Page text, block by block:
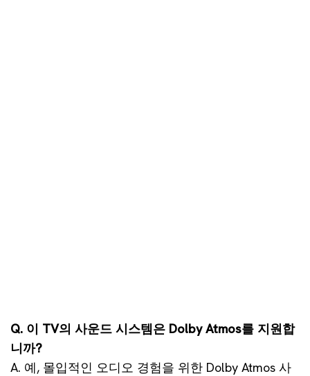
Q. 이 TV의 사운드 시스템은 Dolby Atmos를 지원합
니까?
A. 예, 몰입적인 오디오 경험을 위한 Dolby Atmos 사